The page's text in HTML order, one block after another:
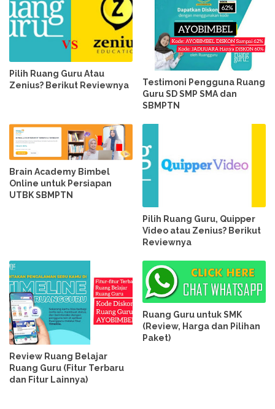
Pilih Ruang Guru Atau
Zenius? Berikut Reviewnya
Testimoni Pengguna Ruang
Guru SD SMP SMA dan
SBMPTN
Brain Academy Bimbel
Online untuk Persiapan
UTBK SBMPTN
Pilih Ruang Guru, Quipper
Video atau Zenius? Berikut
Reviewnya
Review Ruang Belajar
Ruang Guru (Fitur Terbaru
dan Fitur Lainnya)
Ruang Guru untuk SMK
(Review, Harga dan Pilihan
Paket)